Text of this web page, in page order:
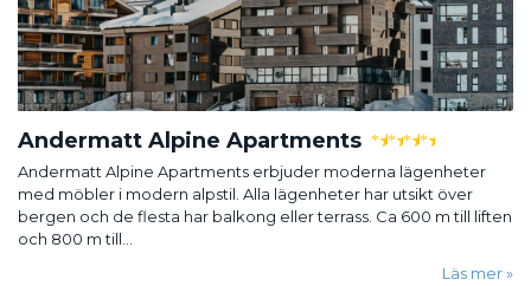
Andermatt Alpine Apartments ★★★★
Andermatt Alpine Apartments erbjuder moderna lägenheter
med möbler i modern alpstil. Alla lägenheter har utsikt över
bergen och de flesta har balkong eller terrass. Ca 600 m till liften
och 800 m till...
Läs mer